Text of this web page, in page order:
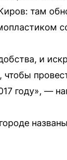
там
и
чтобы
году», —